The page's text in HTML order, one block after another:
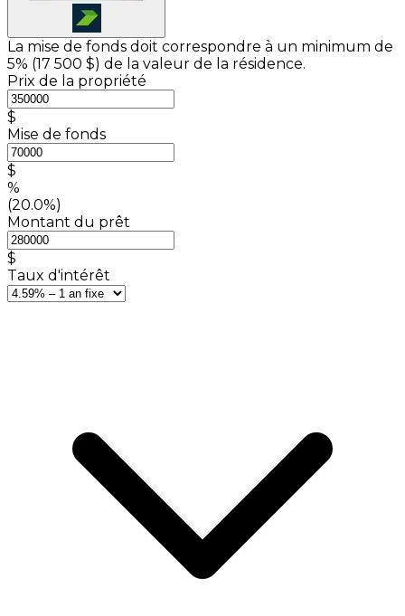
La mise de fonds doit correspondre à un minimum de
5% (17 500 $) de la valeur de la résidence.
Prix de la propriété
$
Mise de fonds
$
%
(20.0%)
Montant du prêt
$
Taux d'intérêt